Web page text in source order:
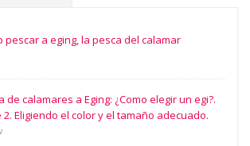
pescar a eging, la pesca del calamar
de calamares a Eging: ¿Como elegir un egi?.
2. Eligiendo el color y el tamaño adecuado.